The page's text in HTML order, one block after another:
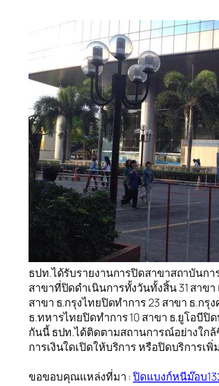
ธปท.ได้รับรายงานการปิดสาขาสถาบันก
สาขาที่ปิดดำเนินการทั้งวันทั้งสิ้น 31 สาข
สาขา ธ.กรุงไทยปิดทำการ 23 สาขา ธ.ก
ธ.ทหารไทยปิดทำการ 10 สาขา ธ.ยูโอบีปิ
กันนี้ ธปท.ได้ติดตามสถานการณ์อย่างใก
การเงินใดเปิดให้บริการ หรือปิดบริการเ
ขอขอบคุณแหล่งที่มา :ปิดแบงก์หนีม๊อบ